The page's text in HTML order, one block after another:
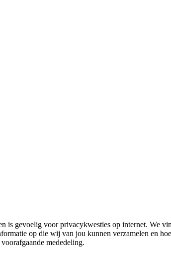
is gevoelig voor privacykwesties op internet. We
op die wij van jou kunnen verzamelen en
mededeling.